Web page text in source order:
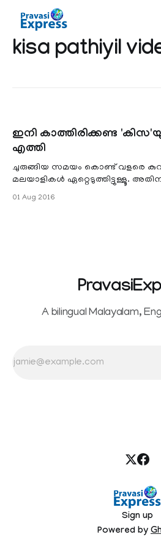
kisa pathiyil
ഇനി കാത്തിരിക്കണ്ട
എത്തി
ചുരുങ്ങിയ സമയം കൊണ്ട് വളരെ
മലയാളികള്‍ ഏറ്റെടുത്തിട്ടുള്ളൂ.
നല്ലൊരുദാഹരണമാണ്, കിസ്മത്തിലെ
01 Aug 2016
A bilingual Malayalam,
Sign up
Powered by